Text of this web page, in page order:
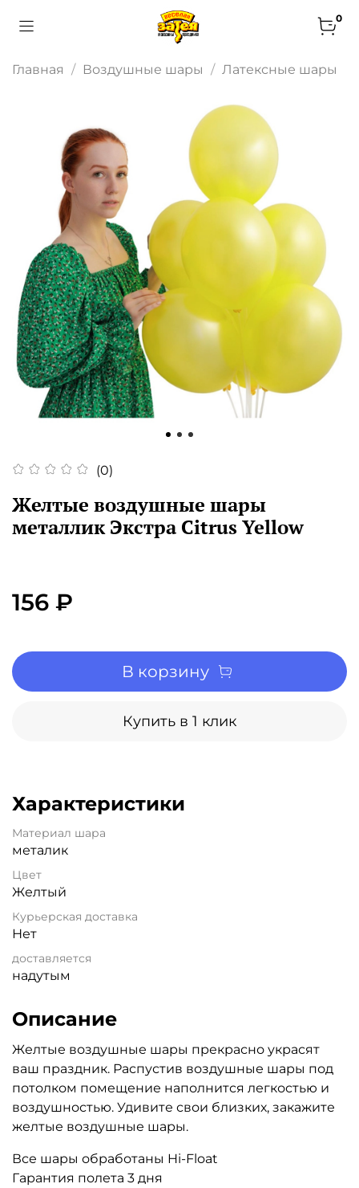
0
Главная Воздушные шары Латексные шары
(0)
Желтые воздушные шары
металлик Экстра Citrus Yellow
156 ₽
В корзину
Купить в 1 клик
Характеристики
Материал шара
металик
Цвет
Желтый
Курьерская доставка
Нет
доставляется
надутым
Описание
Желтые воздушные шары прекрасно украсят
ваш праздник. Распустив воздушные шары под
потолком помещение наполнится легкостью и
воздушностью. Удивите свои близких, закажите
желтые воздушные шары.
Все шары обработаны Hi-Float
Гарантия полета 3 дня